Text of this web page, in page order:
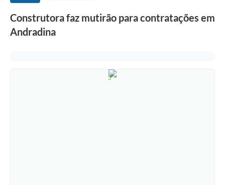
Construtora faz mutirão para contratações em
Andradina